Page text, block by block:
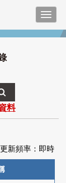
料
新頻率：即時